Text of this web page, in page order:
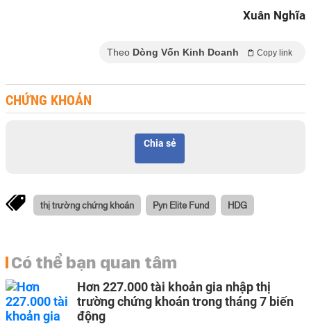
Xuân Nghĩa
Theo Dòng Vốn Kinh Doanh Copy link
CHỨNG KHOÁN
Chia sẻ
thị trường chứng khoán Pyn Elite Fund HDG
Có thể bạn quan tâm
Hơn 227.000 tài khoản gia nhập thị
trường chứng khoán trong tháng 7 biến
động